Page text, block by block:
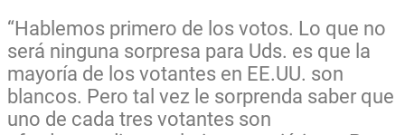
“Hablemos primero de los votos. Lo que no
será ninguna sorpresa para Uds. es que la
mayoría de los votantes en EE.UU. son
blancos. Pero tal vez le sorprenda saber que
uno de cada tres votantes son